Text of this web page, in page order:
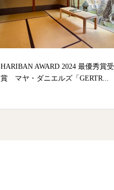
HARIBAN AWARD 2024 最優秀賞受
賞 マヤ・ダニエルズ「GERTR...